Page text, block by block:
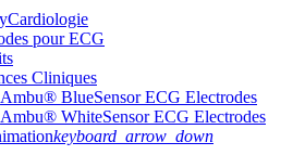
Cardiologie
pour ECG
Cliniques
Ambu® BlueSensor ECG Electrodes
Ambu® WhiteSensor ECG Electrodes
keyboard_arrow_down